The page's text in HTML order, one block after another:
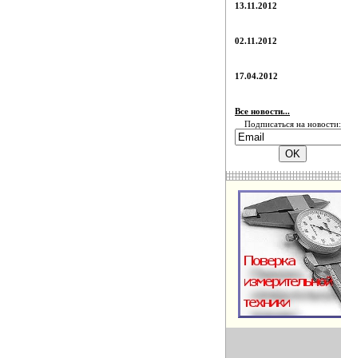
13.11.2012
02.11.2012
17.04.2012
Все новости...
Подписаться на новости: